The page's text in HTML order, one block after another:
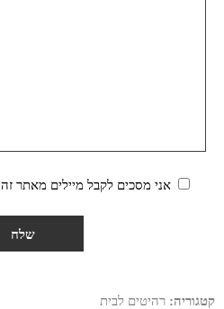
אני מסכים לקבל מיילים מאתר זה
קטגוריה: רהיטים לבית